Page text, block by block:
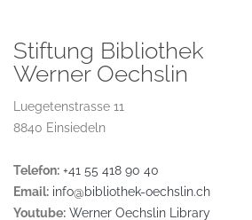
Stiftung Bibliothek
Werner Oechslin
Luegetenstrasse 11
8840 Einsiedeln
Telefon: +41 55 418 90 40
Email: info@bibliothek-oechslin.ch
Youtube: Werner Oechslin Library